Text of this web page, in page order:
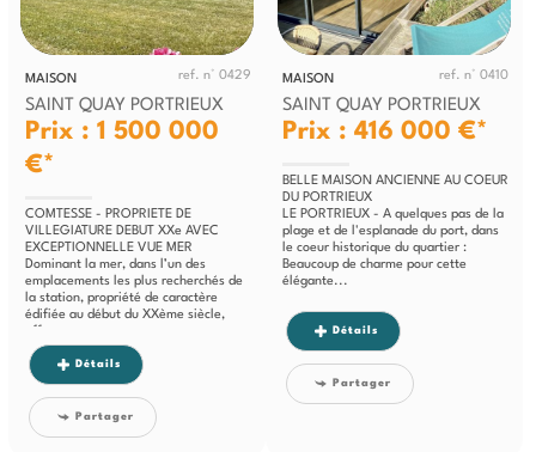
MAISON ref. n° 0429
SAINT QUAY PORTRIEUX
Prix : 1 500 000
€*
COMTESSE - PROPRIETE DE
VILLEGIATURE DEBUT XXe AVEC
EXCEPTIONNELLE VUE MER
Dominant la mer, dans l’un des
emplacements les plus recherchés de
la station, propriété de caractère
édifiée au début du XXème siècle,
Détails
Partager
MAISON ref. n° 0410
SAINT QUAY PORTRIEUX
Prix : 416 000 €*
BELLE MAISON ANCIENNE AU COEUR
DU PORTRIEUX
LE PORTRIEUX - A quelques pas de la
plage et de l'esplanade du port, dans
le coeur historique du quartier :
Beaucoup de charme pour cette
élégante...
Détails
Partager